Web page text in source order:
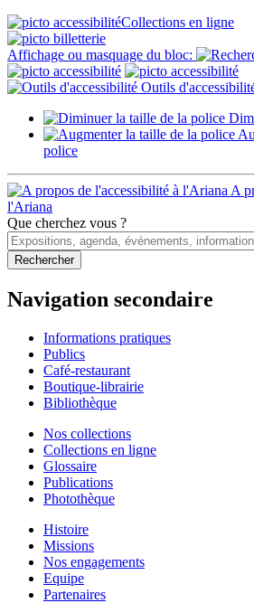
Collections en ligne
Affichage ou masquage du bloc:
Outils
police
A
l'Ariana
Que cherchez vous ?
Navigation secondaire
Informations pratiques
Publics
Café-restaurant
Boutique-librairie
Bibliothèque
Nos collections
Collections en ligne
Glossaire
Publications
Photothèque
Histoire
Missions
Nos engagements
Equipe
Partenaires